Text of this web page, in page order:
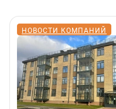
НОВОСТИ КОМПАНИЙ